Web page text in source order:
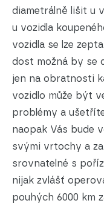
diametrálně lišit u
u vozidla
vozidla se lze
dost možná by se
jen na obratnosti
vozidlo může být
problémy a
naopak Vás bude
svými vrtochy a
srovnatelné s
nijak zvlášť
pouhých 6000 km